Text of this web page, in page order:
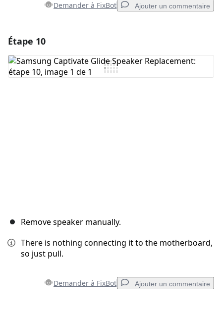
Demander à FixBot Ajouter un commentaire
Ajouter un commentaire
Étape 10
Remove speaker manually.
There is nothing connecting it to the motherboard,
so just pull.
Demander à FixBot Ajouter un commentaire